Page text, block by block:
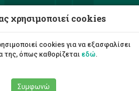
χρησιμοποιεί cookies
cookies για να εξασφαλίσει
της, όπως καθορίζεται εδώ.
Συμφωνώ